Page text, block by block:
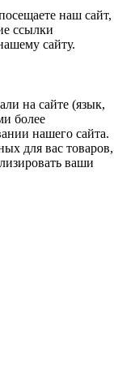
наш сайт,
ссылки
сайту.
на сайте (язык,
более
нашего сайта.
для вас товаров,
ваши